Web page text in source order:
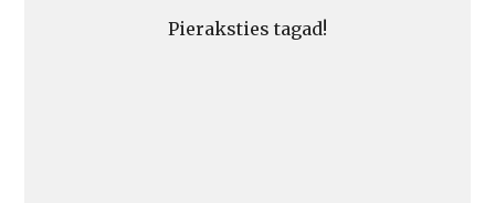
Pieraksties tagad!